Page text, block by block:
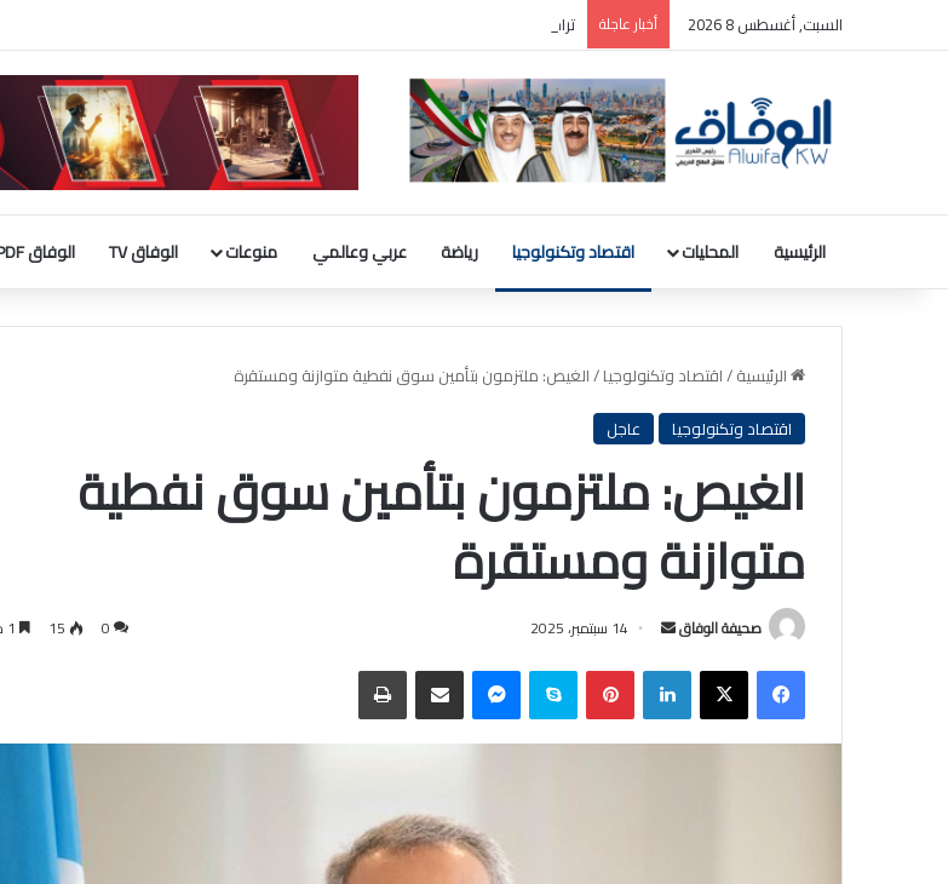
السبت, أغسطس 8 2026 أخبار عاجلة ترامب: سأطعن على حكم وقف بناء قاعة الاحتفالات بالبيت الأبيض
الرئيسية المحليات اقتصاد وتكنولوجيا رياضة عربي وعالمي منوعات الوفاق TV الوفاق PDF
الرئيسية/اقتصاد وتكنولوجيا/الغيص: ملتزمون بتأمين سوق نفطية متوازنة ومستقرة
اقتصاد وتكنولوجيا
عاجل
الغيص: ملتزمون بتأمين سوق نفطية
متوازنة ومستقرة
صحيفة الوفاق
أرسل
إلكترونيا
14 سبتمبر، 2025 0
15
فيسبوك‫X لينكدإن بينتيريستسكايب ماسنجر مشاركة عبر البريد الطباعة